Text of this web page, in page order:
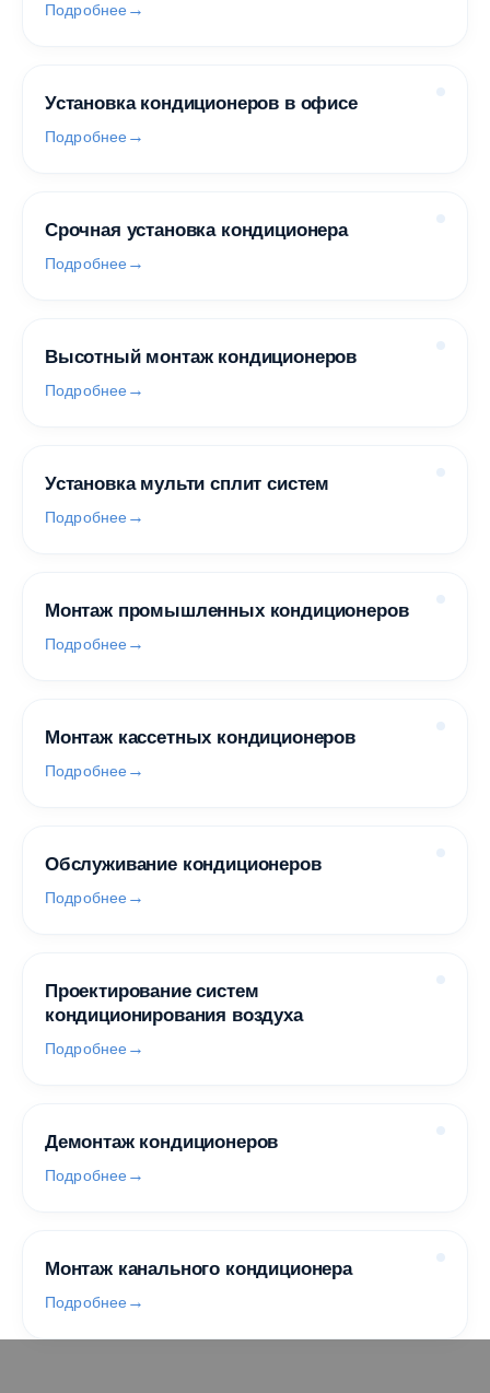
Подробнее
Установка кондиционеров в офисе
Подробнее
Срочная установка кондиционера
Подробнее
Высотный монтаж кондиционеров
Подробнее
Установка мульти сплит систем
Подробнее
Монтаж промышленных кондиционеров
Подробнее
Монтаж кассетных кондиционеров
Подробнее
Обслуживание кондиционеров
Подробнее
Проектирование систем
кондиционирования воздуха
Подробнее
Демонтаж кондиционеров
Подробнее
Монтаж канального кондиционера
Подробнее